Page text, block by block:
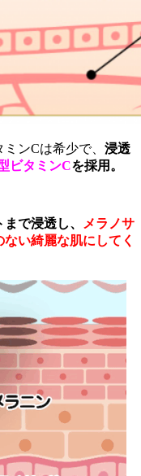
ンCは希少で、 浸透
ビタミンCを採用。
で浸透し、
メラノサ
い綺麗な肌にしてく